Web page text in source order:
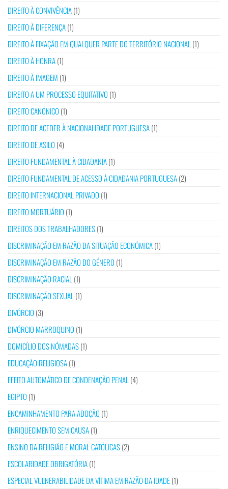
DIREITO À CONVIVÊNCIA(1)
DIREITO À DIFERENÇA(1)
DIREITO À FIXAÇÃO EM QUALQUER PARTE DO TERRITÓRIO NACIONAL (1)
DIREITO À HONRA(1)
DIREITO À IMAGEM (1)
DIREITO A UM PROCESSO EQUITATIVO (1)
DIREITO CANÓNICO (1)
DIREITO DE ACEDER À NACIONALIDADE PORTUGUESA(1)
DIREITO DE ASILO (4)
DIREITO FUNDAMENTAL À CIDADANIA(1)
DIREITO FUNDAMENTAL DE ACESSO À CIDADANIA PORTUGUESA(2)
DIREITO INTERNACIONAL PRIVADO (1)
DIREITO MORTUÁRIO (1)
DIREITOS DOS TRABALHADORES(1)
DISCRIMINAÇÃO EM RAZÃO DA SITUAÇÃO ECONÓMICA(1)
DISCRIMINAÇÃO EM RAZÃO DO GÉNERO (1)
DISCRIMINAÇÃO RACIAL (1)
DISCRIMINAÇÃO SEXUAL (1)
DIVÓRCIO (3)
DIVÓRCIO MARROQUINO (1)
DOMICÍLIO DOS NÓMADAS(1)
EDUCAÇÃO RELIGIOSA(1)
EFEITO AUTOMÁTICO DE CONDENAÇÃO PENAL (4)
EGIPTO (1)
ENCAMINHAMENTO PARA ADOÇÃO (1)
ENRIQUECIMENTO SEM CAUSA(1)
ENSINO DA RELIGIÃO E MORAL CATÓLICAS(2)
ESCOLARIDADE OBRIGATÓRIA(1)
ESPECIAL VULNERABILIDADE DA VÍTIMA EM RAZÃO DA IDADE(1)